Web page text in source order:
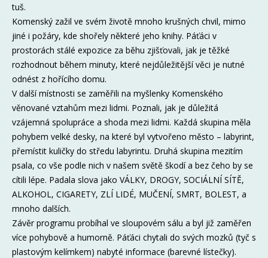
tuš.
Komenský zažil ve svém životě mnoho krušných chvil, mimo
jiné i požáry, kde shořely některé jeho knihy. Páťáci v
prostorách stálé expozice za běhu zjišťovali, jak je těžké
rozhodnout během minuty, které nejdůležitější věci je nutné
odnést z hořícího domu.
V další místnosti se zaměřili na myšlenky Komenského
věnované vztahům mezi lidmi. Poznali, jak je důležitá
vzájemná spolupráce a shoda mezi lidmi. Každá skupina měla
pohybem velké desky, na které byl vytvořeno město – labyrint,
přemístit kuličky do středu labyrintu. Druhá skupina mezitím
psala, co vše podle nich v našem světě škodí a bez čeho by se
cítili lépe. Padala slova jako VÁLKY, DROGY, SOCIÁLNÍ SÍTĚ,
ALKOHOL, CIGARETY, ZLÍ LIDÉ, MUČENÍ, SMRT, BOLEST, a
mnoho dalších.
Závěr programu probíhal ve sloupovém sálu a byl již zaměřen
více pohybově a humorně. Páťáci chytali do svých mozků (tyč s
plastovým kelímkem) nabyté informace (barevné lístečky).